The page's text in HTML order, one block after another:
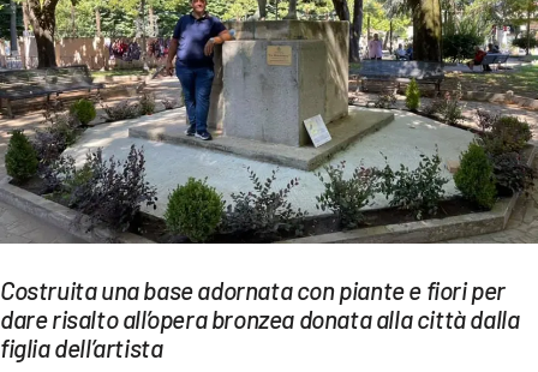
ECONOMIA E LAVORO
EVENTI
SPORT
Streaming
LAC NETWORK
LAC ONAIR
Costruita una base adornata con piante e fiori per
dare risalto all’opera bronzea donata alla città dalla
figlia dell’artista